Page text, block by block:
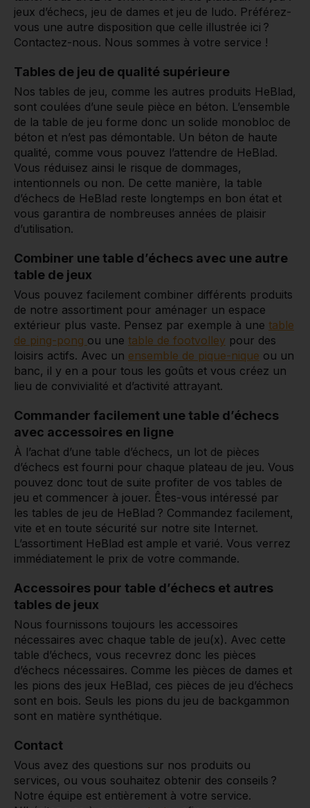
jeux d’échecs, jeu de dames et jeu de ludo. Préférez-
vous une autre disposition que celle illustrée ici ?
Contactez-nous. Nous sommes à votre service !
Tables de jeu de qualité supérieure
Nos tables de jeu, comme les autres produits HeBlad,
sont coulées d’une seule pièce en béton. L’ensemble
de la table de jeu forme donc un solide monobloc de
béton et n’est pas démontable. Un béton de haute
qualité, comme vous pouvez l’attendre de HeBlad.
Vous réduisez ainsi le risque de dommages,
intentionnels ou non. De cette manière, la table
d’échecs de HeBlad reste longtemps en bon état et
vous garantira de nombreuses années de plaisir
d’utilisation.
Combiner une table d’échecs avec une autre
table de jeux
Vous pouvez facilement combiner différents produits
de notre assortiment pour aménager un espace
extérieur plus vaste. Pensez par exemple à une table
de ping-pong ou une table de footvolley pour des
loisirs actifs. Avec un ensemble de pique-nique ou un
banc, il y en a pour tous les goûts et vous créez un
lieu de convivialité et d’activité attrayant.
Commander facilement une table d’échecs
avec accessoires en ligne
À l’achat d’une table d’échecs, un lot de pièces
d’échecs est fourni pour chaque plateau de jeu. Vous
pouvez donc tout de suite profiter de vos tables de
jeu et commencer à jouer. Êtes-vous intéressé par
les tables de jeu de HeBlad ? Commandez facilement,
vite et en toute sécurité sur notre site Internet.
L’assortiment HeBlad est ample et varié. Vous verrez
immédiatement le prix de votre commande.
Accessoires pour table d’échecs et autres
tables de jeux
Nous fournissons toujours les accessoires
nécessaires avec chaque table de jeu(x). Avec cette
table d’échecs, vous recevrez donc les pièces
d’échecs nécessaires. Comme les pièces de dames et
les pions des jeux HeBlad, ces pièces de jeu d’échecs
sont en bois. Seuls les pions du jeu de backgammon
sont en matière synthétique.
Contact
Vous avez des questions sur nos produits ou
services, ou vous souhaitez obtenir des conseils ?
Notre équipe est entièrement à votre service.